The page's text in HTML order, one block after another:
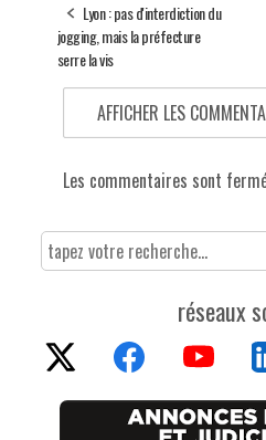
Lyon : pas d'interdiction du
jogging, mais la préfecture
serre la vis
AFFICHER LES
Les commentaires sont
réseaux